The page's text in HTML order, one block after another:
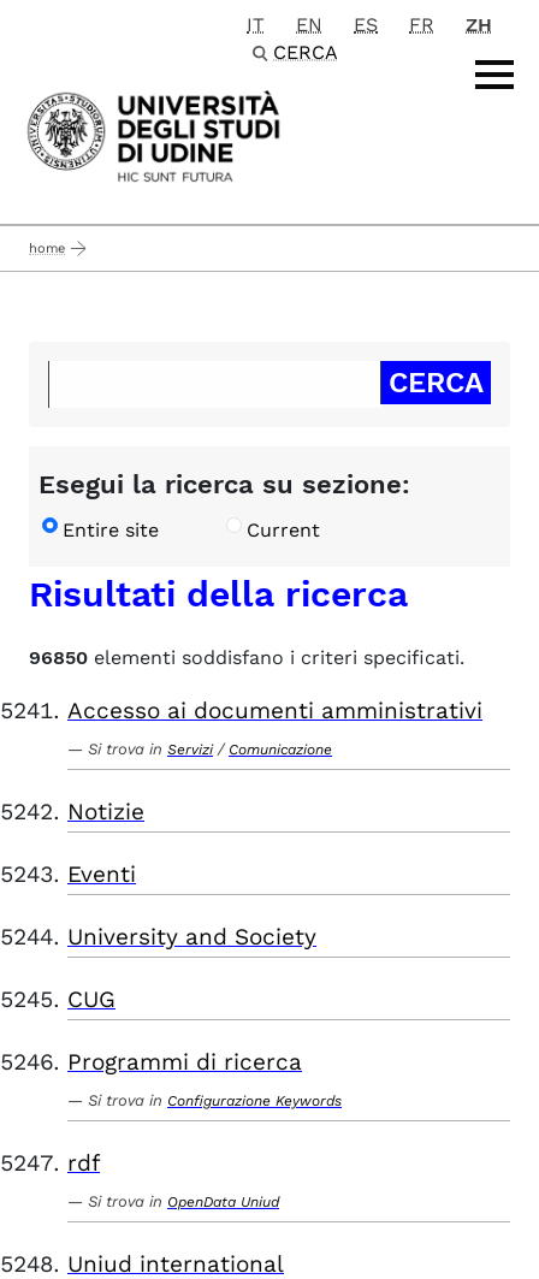
Passa al contenuto principale
IT EN ES FR
ZH
CERCA
home
Esegui la ricerca su sezione:
Entire site Current
Risultati della ricerca
96850 elementi soddisfano i criteri specificati.
Accesso ai documenti amministrativi
Si trova in Servizi / Comunicazione
Notizie
Eventi
University and Society
CUG
Programmi di ricerca
Si trova in Configurazione Keywords
rdf
Si trova in OpenData Uniud
Uniud international